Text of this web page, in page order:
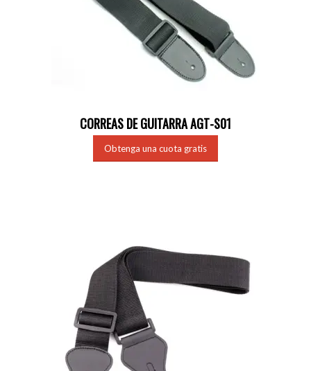
CORREAS DE GUITARRA AGT-S01
Obtenga una cuota gratis